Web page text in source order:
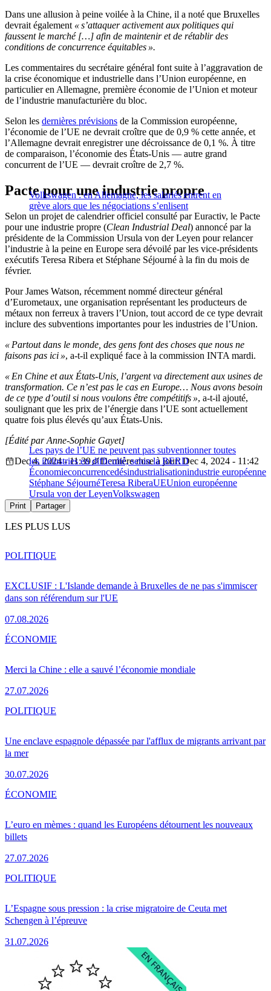
Dans une allusion à peine voilée à la Chine, il a noté que Bruxelles
devrait également « s’attaquer activement aux politiques qui
faussent le marché […] afin de maintenir et de rétablir des
conditions de concurrence équitables ».
Les commentaires du secrétaire général font suite à l’aggravation de
la crise économique et industrielle dans l’Union européenne, en
particulier en Allemagne, première économie de l’Union et moteur
de l’industrie manufacturière du bloc.
Selon les dernières prévisions de la Commission européenne,
l’économie de l’UE ne devrait croître que de 0,9 % cette année, et
l’Allemagne devrait enregistrer une décroissance de 0,1 %. À titre
de comparaison, l’économie des États-Unis — autre grand
concurrent de l’UE — devrait croître de 2,7 %.
Volkswagen : en Allemagne, les salariés entrent en
grève alors que les négociations s’enlisent
Pacte pour une industrie propre
Selon un projet de calendrier officiel consulté par Euractiv, le Pacte
pour une industrie propre (Clean Industrial Deal) annoncé par la
présidente de la Commission Ursula von der Leyen pour relancer
l’industrie à la peine en Europe sera dévoilé par les vice-présidents
exécutifs Teresa Ribera et Stéphane Séjourné à la fin du mois de
février.
Pour James Watson, récemment nommé directeur général
d’Eurometaux, une organisation représentant les producteurs de
métaux non ferreux à travers l’Union, tout accord de ce type devrait
inclure des subventions importantes pour les industries de l’Union.
« Partout dans le monde, des gens font des choses que nous ne
faisons pas ici », a-t-il expliqué face à la commission INTA mardi.
« En Chine et aux États-Unis, l’argent va directement aux usines de
transformation. Ce n’est pas le cas en Europe… Nous avons besoin
de ce type d’outil si nous voulons être compétitifs », a-t-il ajouté,
soulignant que les prix de l’énergie dans l’UE sont actuellement
quatre fois plus élevés qu’aux États-Unis.
Les pays de l’UE ne peuvent pas subventionner toutes
les industries en difficulté, selon la BERD
[Édité par Anne-Sophie Gayet]
Dec 4, 2024 - 11:39
Dernière mise à jour: Dec 4, 2024 - 11:42
Économieconcurrencedésindustrialisationindustrie européenne
Stéphane SéjournéTeresa RiberaUEUnion européenne
Ursula von der LeyenVolkswagen
Print Partager
LES PLUS LUS
EXCLUSIF : L'Islande demande à Bruxelles de ne pas s'immiscer
dans son référendum sur l'UE
07.08.2026
POLITIQUE
Merci la Chine : elle a sauvé l’économie mondiale
27.07.2026
ÉCONOMIE
Une enclave espagnole dépassée par l'afflux de migrants arrivant par
la mer
30.07.2026
POLITIQUE
L’euro en mèmes : quand les Européens détournent les nouveaux
billets
27.07.2026
ÉCONOMIE
L’Espagne sous pression : la crise migratoire de Ceuta met
Schengen à l’épreuve
31.07.2026
POLITIQUE